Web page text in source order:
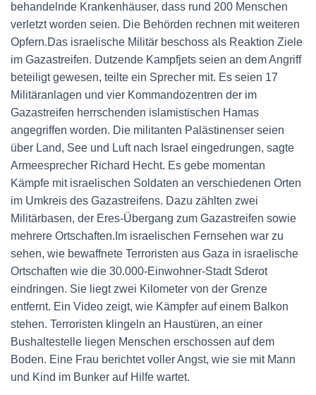
behandelnde Krankenhäuser, dass rund 200 Menschen
verletzt worden seien. Die Behörden rechnen mit weiteren
Opfern.Das israelische Militär beschoss als Reaktion Ziele
im Gazastreifen. Dutzende Kampfjets seien an dem Angriff
beteiligt gewesen, teilte ein Sprecher mit. Es seien 17
Militäranlagen und vier Kommandozentren der im
Gazastreifen herrschenden islamistischen Hamas
angegriffen worden. Die militanten Palästinenser seien
über Land, See und Luft nach Israel eingedrungen, sagte
Armeesprecher Richard Hecht. Es gebe momentan
Kämpfe mit israelischen Soldaten an verschiedenen Orten
im Umkreis des Gazastreifens. Dazu zählten zwei
Militärbasen, der Eres-Übergang zum Gazastreifen sowie
mehrere Ortschaften.Im israelischen Fernsehen war zu
sehen, wie bewaffnete Terroristen aus Gaza in israelische
Ortschaften wie die 30.000-Einwohner-Stadt Sderot
eindringen. Sie liegt zwei Kilometer von der Grenze
entfernt. Ein Video zeigt, wie Kämpfer auf einem Balkon
stehen. Terroristen klingeln an Haustüren, an einer
Bushaltestelle liegen Menschen erschossen auf dem
Boden. Eine Frau berichtet voller Angst, wie sie mit Mann
und Kind im Bunker auf Hilfe wartet.